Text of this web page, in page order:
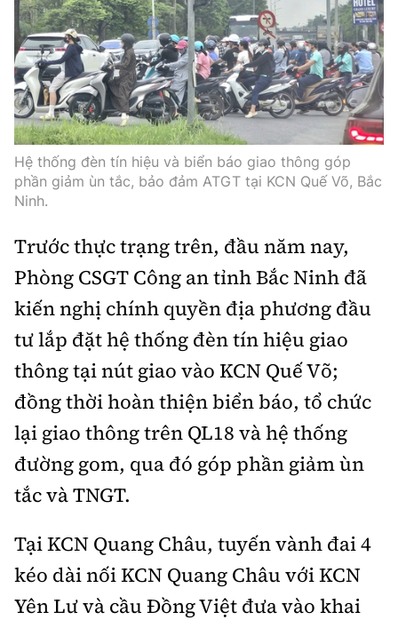
Hệ thống đèn tín hiệu và biển báo giao thông góp
phần giảm ùn tắc, bảo đảm ATGT tại KCN Quế Võ, Bắc
Ninh.
Trước thực trạng trên, đầu năm nay,
Phòng CSGT Công an tỉnh Bắc Ninh đã
kiến nghị chính quyền địa phương đầu
tư lắp đặt hệ thống đèn tín hiệu giao
thông tại nút giao vào KCN Quế Võ;
đồng thời hoàn thiện biển báo, tổ chức
lại giao thông trên QL18 và hệ thống
đường gom, qua đó góp phần giảm ùn
tắc và TNGT.
Tại KCN Quang Châu, tuyến vành đai 4
kéo dài nối KCN Quang Châu với KCN
Yên Lư và cầu Đồng Việt đưa vào khai